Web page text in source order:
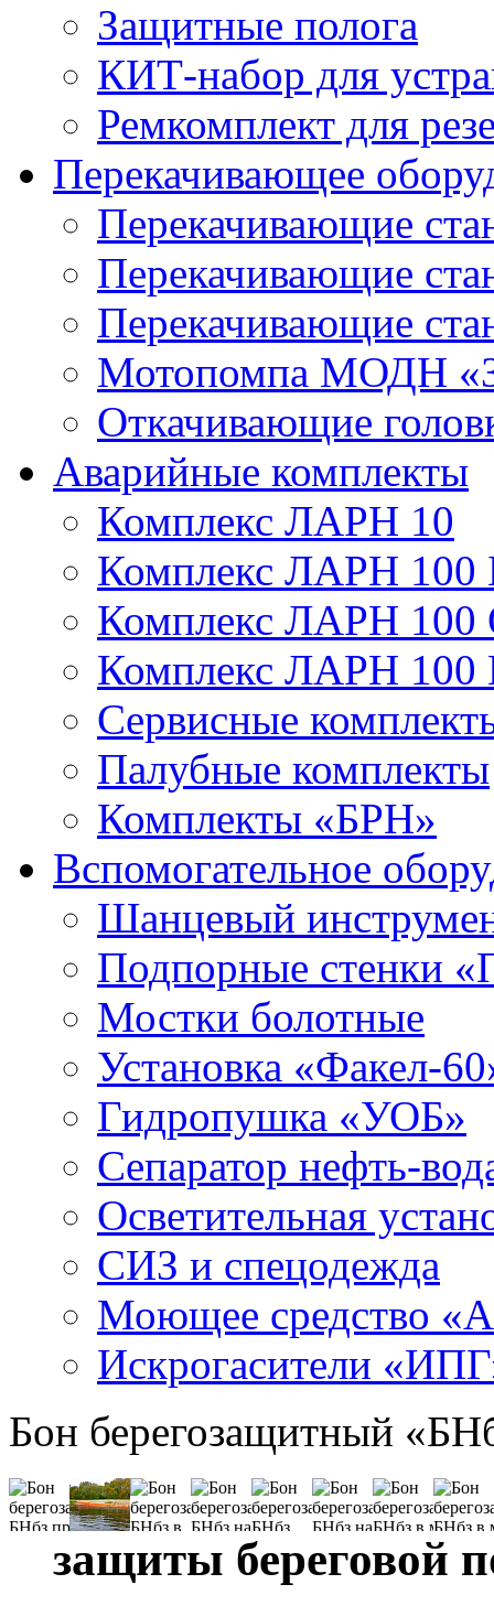
Защитные полога
КИТ-набор для
Ремкомплект для
Перекачивающее
Перекачивающие
Перекачивающие
Перекачивающие
Мотопомпа МОДН
Откачивающие
Аварийные комплекты
Комплекс ЛАРН 10
Комплекс ЛАРН 100
Комплекс ЛАРН 100
Комплекс ЛАРН 100
Сервисные
Палубные комплекты
Комплекты «БРН»
Вспомогательное
Шанцевый
Подпорные стенки
Мостки болотные
Установка «Факел-
Гидропушка «УОБ»
Сепаратор нефть-
Осветительная
СИЗ и спецодежда
Моющее средство
Искрогасители
Бон берегозащитный
защиты береговой